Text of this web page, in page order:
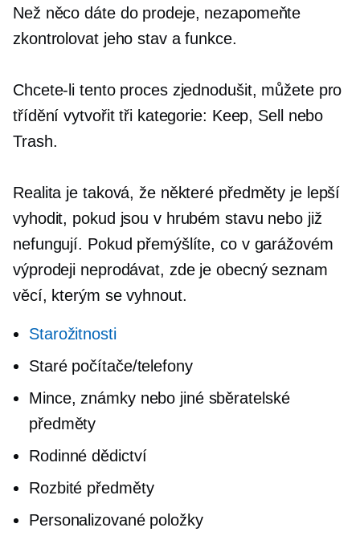
Než něco dáte do prodeje, nezapomeňte
zkontrolovat jeho stav a funkce.
Chcete-li tento proces zjednodušit, můžete pro
třídění vytvořit tři kategorie: Keep, Sell nebo
Trash.
Realita je taková, že některé předměty je lepší
vyhodit, pokud jsou v hrubém stavu nebo již
nefungují. Pokud přemýšlíte, co v garážovém
výprodeji neprodávat, zde je obecný seznam
věcí, kterým se vyhnout.
Starožitnosti
Staré počítače/telefony
Mince, známky nebo jiné sběratelské
předměty
Rodinné dědictví
Rozbité předměty
Personalizované položky